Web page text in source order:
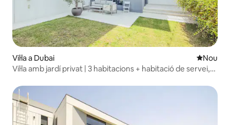
Vil·la a Dubai
Nou
Vil·la amb jardí privat | 3 habitacions + habitació de servei,